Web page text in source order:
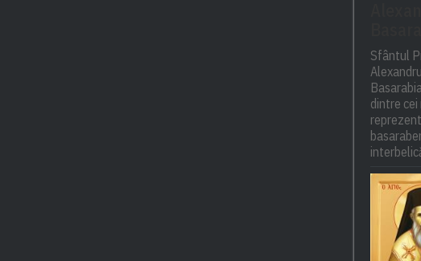
Sfântul
dintre cei